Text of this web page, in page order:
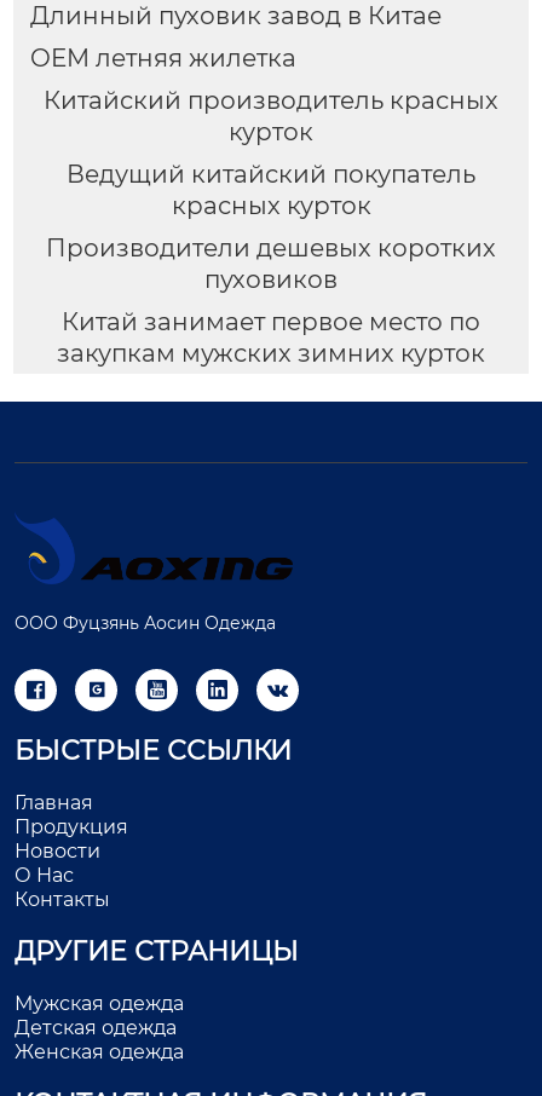
Длинный пуховик завод в Китае
OEM летняя жилетка
Китайский производитель красных
курток
Ведущий китайский покупатель
красных курток
Производители дешевых коротких
пуховиков
Китай занимает первое место по
закупкам мужских зимних курток
ООО Фуцзянь Аосин Одежда
    
БЫСТРЫЕ ССЫЛКИ
Главная
Продукция
Новости
О Нас
Контакты
ДРУГИЕ СТРАНИЦЫ
Мужская одежда
Детская одежда
Женская одежда